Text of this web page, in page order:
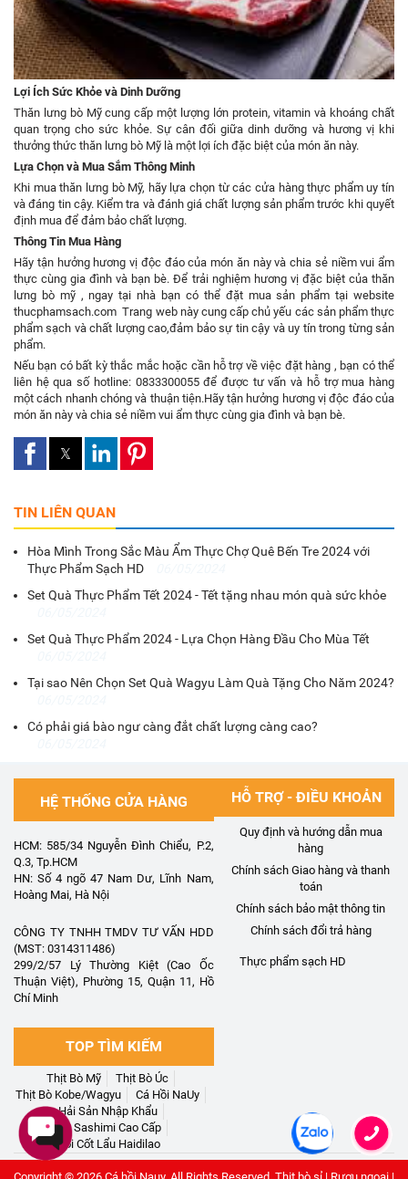
Lợi Ích Sức Khỏe và Dinh Dưỡng
Thăn lưng bò Mỹ cung cấp một lượng lớn protein, vitamin và khoáng chất
quan trọng cho sức khỏe. Sự cân đối giữa dinh dưỡng và hương vị khi
thưởng thức thăn lưng bò Mỹ là một lợi ích đặc biệt của món ăn này.
Lựa Chọn và Mua Sắm Thông Minh
Khi mua thăn lưng bò Mỹ, hãy lựa chọn từ các cửa hàng thực phẩm uy tín
và đáng tin cậy. Kiểm tra và đánh giá chất lượng sản phẩm trước khi quyết
định mua để đảm bảo chất lượng.
Thông Tin Mua Hàng
Hãy tận hưởng hương vị độc đáo của món ăn này và chia sẻ niềm vui ẩm
thực cùng gia đình và bạn bè.Để trải nghiệm hương vị đặc biệt của thăn
lưng bò mỹ , ngay tại nhà bạn có thể đặt mua sản phẩm tại website
thucphamsach.com Trang web này cung cấp chủ yếu các sản phẩm thực
phẩm sạch và chất lượng cao,đảm bảo sự tin cậy và uy tín trong từng sản
phẩm.
Nếu bạn có bất kỳ thắc mắc hoặc cần hỗ trợ về việc đặt hàng , bạn có thể
liên hệ qua số hotline: 0833300055 để được tư vấn và hỗ trợ mua hàng
một cách nhanh chóng và thuận tiện.Hãy tận hưởng hương vị độc đáo của
món ăn này và chia sẻ niềm vui ẩm thực cùng gia đình và bạn bè.
TIN LIÊN QUAN
Hòa Mình Trong Sắc Màu Ẩm Thực Chợ Quê Bến Tre 2024 với
Thực Phẩm Sạch HD
Set Quà Thực Phẩm Tết 2024 - Tết tặng nhau món quà sức khỏe
Set Quà Thực Phẩm 2024 - Lựa Chọn Hàng Đầu Cho Mùa Tết
Tại sao Nên Chọn Set Quà Wagyu Làm Quà Tặng Cho Năm 2024?
Có phải giá bào ngư càng đắt chất lượng càng cao?
HỆ THỐNG CỬA HÀNG
HCM: 585/34 Nguyễn Đình Chiểu, P.2,
Q.3, Tp.HCM
HN: Số 4 ngõ 47 Nam Dư, Lĩnh Nam,
Hoàng Mai, Hà Nội
CÔNG TY TNHH TMDV TƯ VẤN HDD
(MST: 0314311486)
299/2/57 Lý Thường Kiệt (Cao Ốc
Thuận Việt), Phường 15, Quận 11, Hồ
Chí Minh
HỖ TRỢ - ĐIỀU KHOẢN
Quy định và hướng dẫn mua
hàng
Chính sách Giao hàng và thanh
toán
Chính sách bảo mật thông tin
Chính sách đổi trả hàng
TOP TÌM KIẾM
Thịt Bò Mỹ
Thịt Bò Úc
Thịt Bò Kobe/Wagyu
Cá Hồi NaUy
Hải Sản Nhập Khẩu
Set Sashimi Cao Cấp
Gói Cốt Lẩu Haidilao
Thực phẩm sạch HD